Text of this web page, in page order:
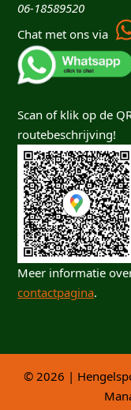
06-18589520
Chat met ons via
Scan of klik op de
routebeschrijving!
Meer informatie
contactpagina.
© 2026 |